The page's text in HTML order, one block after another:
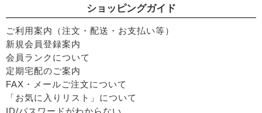
ショッピングガイド
ご利用案内（注文・配送・お支払い等）
新規会員登録案内
会員ランクについて
定期宅配のご案内
FAX・メールご注文について
「お気に入りリスト」について
ID/パスワードがわからない